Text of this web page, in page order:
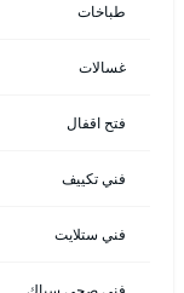
طباخات
غسالات
فتح اقفال
فني تكييف
فني ستلايت